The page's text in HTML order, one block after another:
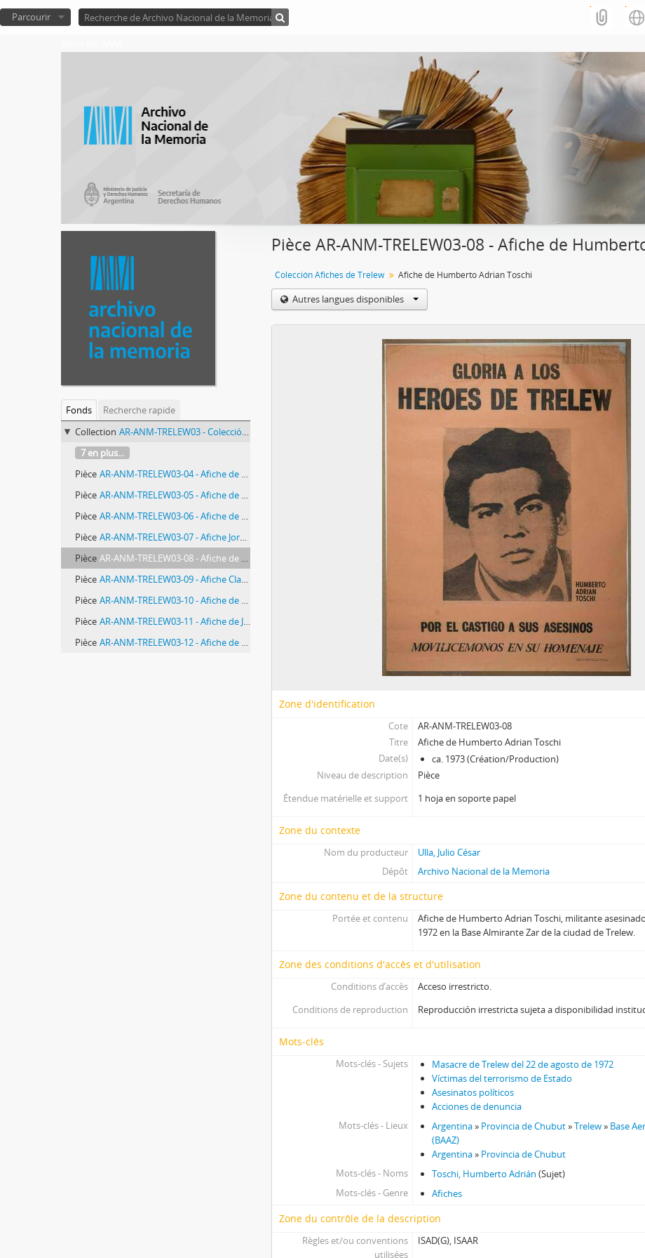
Parcourir
Fonds
Recherche rapide
Collection AR-ANM-TRELEW03 - Colección Afiches de Trelew
7 en plus...
Pièce AR-ANM-TRELEW03-04 - Afiche de Mariano Pujadas
Pièce AR-ANM-TRELEW03-05 - Afiche de Graciela Lesgart de Yofre
Pièce AR-ANM-TRELEW03-06 - Afiche de Humberto Segundo Suarez
Pièce AR-ANM-TRELEW03-07 - Afiche Jorge Alejandro Ulla
Pièce AR-ANM-TRELEW03-08 - Afiche de Humberto Adrian Toschi
Pièce AR-ANM-TRELEW03-09 - Afiche Clarisa Lea Place
Pièce AR-ANM-TRELEW03-10 - Afiche de Maria Angelica Sabelli
Pièce AR-ANM-TRELEW03-11 - Afiche de José Ricardo Mena
Pièce AR-ANM-TRELEW03-12 - Afiche de Ana Villareal de Santucho
Pièce AR-ANM-TRELEW03-08 - Afiche de
Colección Afiches de Trelew Afiche de Humberto Adrian Toschi
Autres langues disponibles
Zone d'identification
Cote
AR-ANM-TRELEW03-08
Titre
Afiche de Humberto Adrian Toschi
Date(s)
ca. 1973 (Création/Production)
Niveau de description
Pièce
Étendue matérielle et support
1 hoja en soporte papel
Zone du contexte
Nom du producteur
Ulla, Julio César
Dépôt
Archivo Nacional de la Memoria
Zone du contenu et de la structure
Portée et contenu
Afiche de Humberto Adrian Toschi, militante
1972 en la Base Almirante Zar de la ciudad de Trelew.
Zone des conditions d'accès et d'utilisation
Conditions d’accès
Acceso irrestricto.
Conditions de reproduction
Reproducción irrestricta sujeta a disponibilidad
Mots-clés
Mots-clés - Sujets
Masacre de Trelew del 22 de agosto de 1972
Víctimas del terrorismo de Estado
Asesinatos políticos
Acciones de denuncia
Mots-clés - Lieux
Argentina» Provincia de Chubut»Trelew» Base
(BAAZ)
Argentina» Provincia de Chubut
Mots-clés - Noms
Toschi, Humberto Adrián (Sujet)
Mots-clés - Genre
Afiches
Zone du contrôle de la description
Règles et/ou conventions
utilisées
ISAD(G), ISAAR